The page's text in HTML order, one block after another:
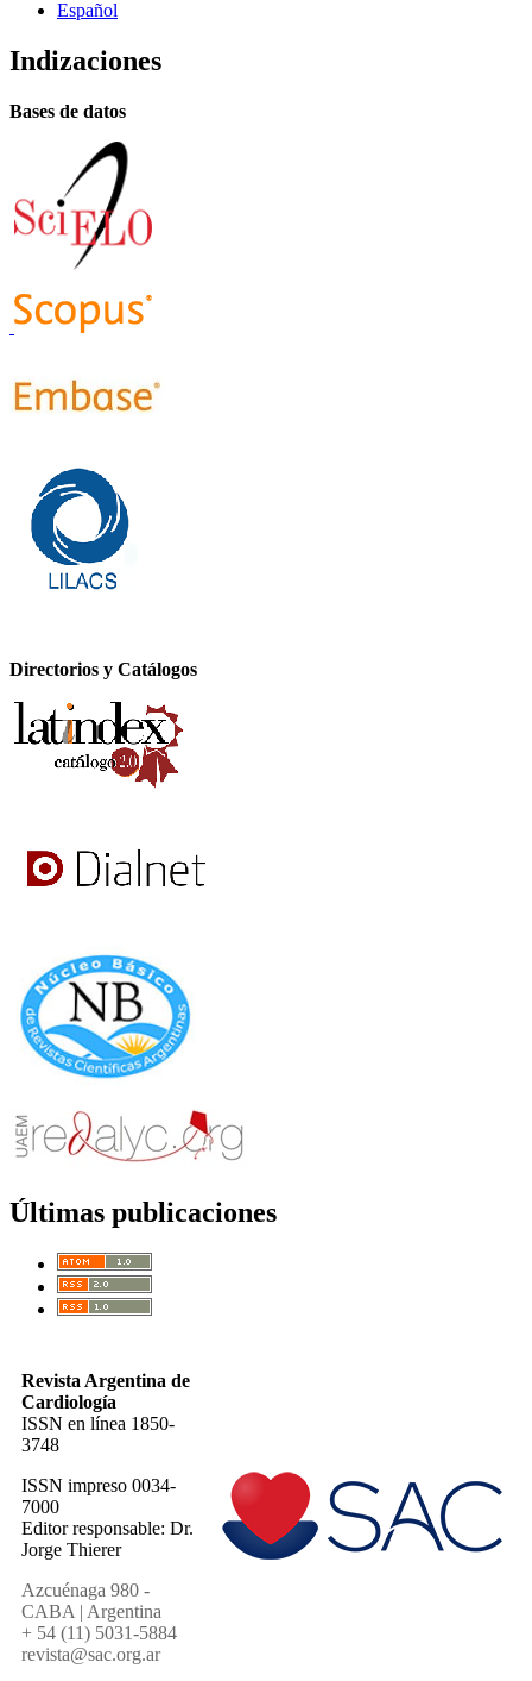
Español
Indizaciones
Bases de datos
Directorios y Catálogos
Últimas publicaciones
Revista Argentina de
Cardiología
ISSN en línea 1850-
3748
ISSN impreso 0034-
7000
Editor responsable: Dr.
Jorge Thierer
Azcuénaga 980 -
CABA | Argentina
+ 54 (11) 5031-5884
revista@sac.org.ar